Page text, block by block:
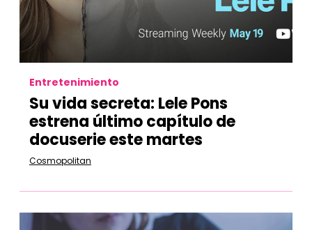
Entretenimiento
Su vida secreta: Lele Pons
estrena último capítulo de
docuserie este martes
Cosmopolitan